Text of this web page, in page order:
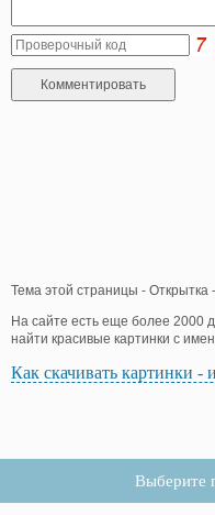
Тема этой страницы -
На сайте есть еще более 2000
найти красивые картинки с
Как скачивать картинки -
Выберите